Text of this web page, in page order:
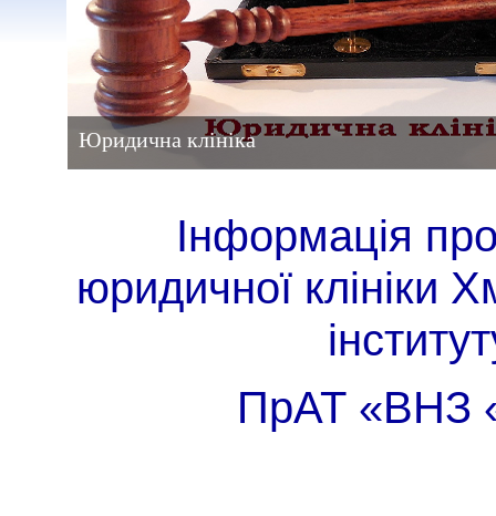
Юридична клініка
Інформація
юридичної клініки
ПрАТ «ВНЗ